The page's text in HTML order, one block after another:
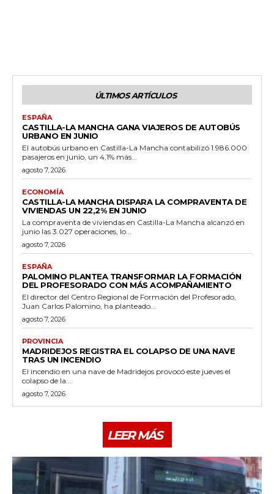
ÚLTIMOS ARTÍCULOS
ESPAÑA
CASTILLA-LA MANCHA GANA VIAJEROS DE AUTOBÚS
URBANO EN JUNIO
El autobús urbano en Castilla-La Mancha contabilizó 1.986.000
pasajeros en junio, un 4,1% más...
agosto 7, 2026
ECONOMÍA
CASTILLA-LA MANCHA DISPARA LA COMPRAVENTA DE
VIVIENDAS UN 22,2% EN JUNIO
La compraventa de viviendas en Castilla-La Mancha alcanzó en
junio las 3.027 operaciones, lo...
agosto 7, 2026
ESPAÑA
PALOMINO PLANTEA TRANSFORMAR LA FORMACIÓN
DEL PROFESORADO CON MÁS ACOMPAÑAMIENTO
El director del Centro Regional de Formación del Profesorado,
Juan Carlos Palomino, ha planteado...
agosto 7, 2026
PROVINCIA
MADRIDEJOS REGISTRA EL COLAPSO DE UNA NAVE
TRAS UN INCENDIO
El incendio en una nave de Madridejos provocó este jueves el
colapso de la...
agosto 7, 2026
LEER MÁS